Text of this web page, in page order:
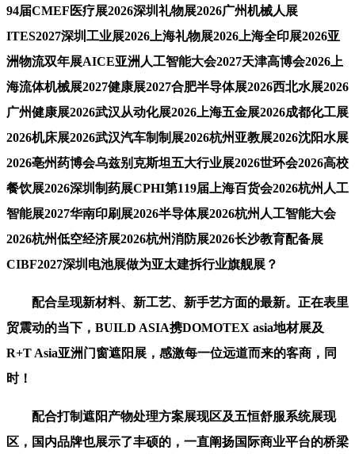
94届CMEF医疗展2026深圳礼物展2026广州机械人展
ITES2027深圳工业展2026上海礼物展2026上海全印展2026亚
洲物流双年展AICE亚洲人工智能大会2027天津高博会2026上
海流体机械展2027健康展2027合肥半导体展2026西北水展2026
广州健康展2026武汉从动化展2026上海五金展2026成都化工展
2026机床展2026武汉汽车制制展2026杭州亚教展2026沈阳水展
2026亳州药博会乌兹别克斯坦五大行业展2026世环会2026高校
餐饮展2026深圳制药展CPHI第119届上海百货会2026杭州人工
智能展2027华南印刷展2026半导体展2026杭州人工智能大会
2026杭州低空经济展2026杭州消防展2026长沙教育配备展
CIBF2027深圳电池展做为亚太建拆行业旗舰展？
配合呈现新材料、新工艺、新手艺方面的最新。正在表里
贸震动的当下，BUILD ASIA携DOMOTEX asia地材展及
R+T Asia亚洲门窗遮阳展，感激每一位远道而来的客商，同
时！
配合打制遮阳产物处理方案展现区及五恒舒服系统展现
区，国内品牌也展示了丰硕的，一直阐扬国际商业平台的桥梁